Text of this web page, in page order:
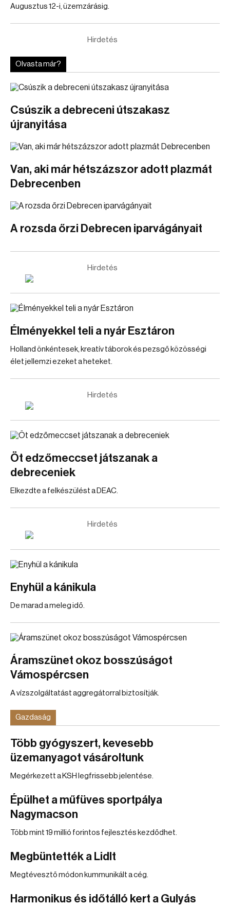
Augusztus 12-i, üzemzárásig.
Hirdetés
Olvasta már?
Csúszik a debreceni útszakasz
újranyitása
Van, aki már hétszázszor adott plazmát
Debrecenben
A rozsda őrzi Debrecen iparvágányait
Hirdetés
Élményekkel teli a nyár Esztáron
Holland önkéntesek, kreatív táborok és pezsgő közösségi
élet jellemzi ezeket a heteket.
Hirdetés
Öt edzőmeccset játszanak a
debreceniek
Elkezdte a felkészülést a DEAC.
Hirdetés
Enyhül a kánikula
De marad a meleg idő.
Áramszünet okoz bosszúságot
Vámospércsen
A vízszolgáltatást aggregátorral biztosítják.
Gazdaság
Több gyógyszert, kevesebb
üzemanyagot vásároltunk
Megérkezett a KSH legfrissebb jelentése.
Épülhet a műfüves sportpálya
Nagymacson
Több mint 19 millió forintos fejlesztés kezdődhet.
Megbüntették a Lidlt
Megtévesztő módon kummunikált a cég.
Harmonikus és időtálló kert a Gulyás